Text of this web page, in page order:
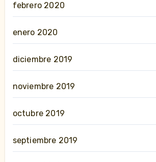
febrero 2020
enero 2020
diciembre 2019
noviembre 2019
octubre 2019
septiembre 2019